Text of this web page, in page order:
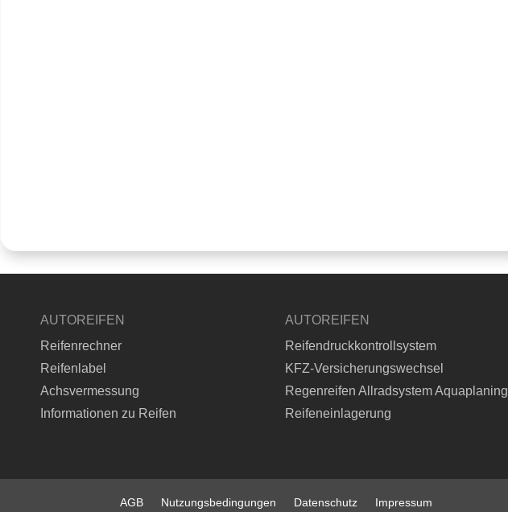
AUTOREIFEN
Reifenrechner
Reifenlabel
Achsvermessung
Informationen zu Reifen
AUTOREIFEN
Reifendruckkontrollsystem
KFZ-Versicherungswechsel
Regenreifen Allradsystem Aquaplaning
Reifeneinlagerung
AGB Nutzungsbedingungen Datenschutz Impressum